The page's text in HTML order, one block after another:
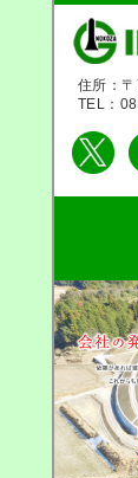
住所：
TEL：